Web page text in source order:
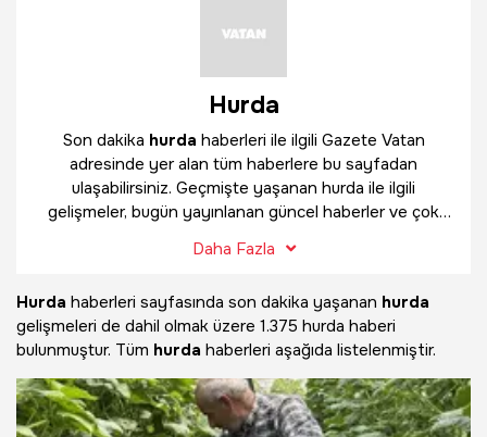
Hurda
Son dakika hurda haberleri ile ilgili Gazete Vatan
adresinde yer alan tüm haberlere bu sayfadan
ulaşabilirsiniz. Geçmişte yaşanan hurda ile ilgili
gelişmeler, bugün yayınlanan güncel haberler ve çok
Daha Fazla
Hurda haberleri sayfasında son dakika yaşanan hurda
gelişmeleri de dahil olmak üzere 1.375 hurda haberi
bulunmuştur. Tüm hurda haberleri aşağıda listelenmiştir.